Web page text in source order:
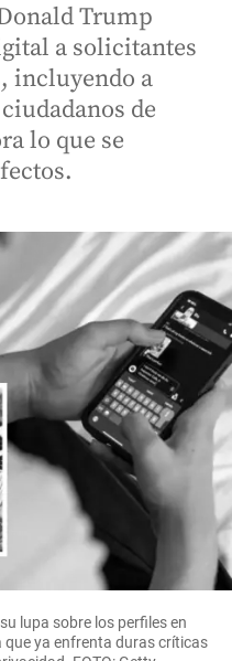
Trump
a solicitantes
incluyendo a
de
lo que se
lupa sobre los perfiles en
que ya enfrenta duras críticas